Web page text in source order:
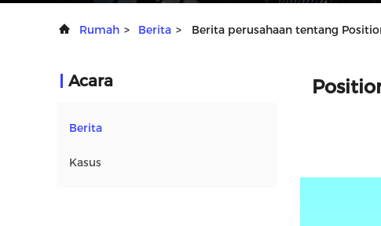
Rumah > Berita > Berita perusahaan tentang
Acara
Berita
Kasus